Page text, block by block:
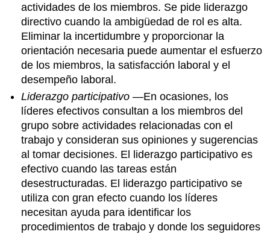
actividades de los miembros. Se pide liderazgo
directivo cuando la ambigüedad de rol es alta.
Eliminar la incertidumbre y proporcionar la
orientación necesaria puede aumentar el esfuerzo
de los miembros, la satisfacción laboral y el
desempeño laboral.
Liderazgo participativo —En ocasiones, los
líderes efectivos consultan a los miembros del
grupo sobre actividades relacionadas con el
trabajo y consideran sus opiniones y sugerencias
al tomar decisiones. El liderazgo participativo es
efectivo cuando las tareas están
desestructuradas. El liderazgo participativo se
utiliza con gran efecto cuando los líderes
necesitan ayuda para identificar los
procedimientos de trabajo y donde los seguidores